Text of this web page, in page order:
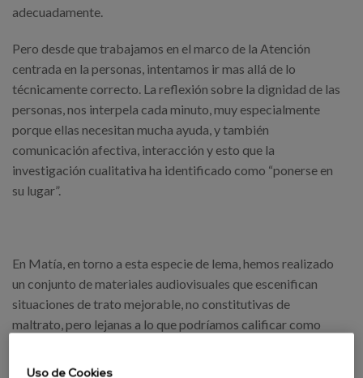
adecuadamente.
Pero desde que trabajamos en el marco de la Atención
centrada en la personas, intentamos ir mas allá de lo
técnicamente correcto. La reflexión sobre la dignidad de las
personas, nos interpela cada minuto, muy especialmente
porque ellas necesitan mucha ayuda, y también
comunicación afectiva, interacción y esto que la
investigación cualitativa ha identificado como “ponerse en
su lugar”.
En Matía, en torno a esta especie de lema, hemos realizado
un conjunto de materiales audiovisuales que escenifican
situaciones de trato mejorable, no constitutivas de
maltrato, pero lejanas a lo que podríamos calificar como
trato”, sencillas, cotidianas, multidimensionales. El buen
Uso de Cookies